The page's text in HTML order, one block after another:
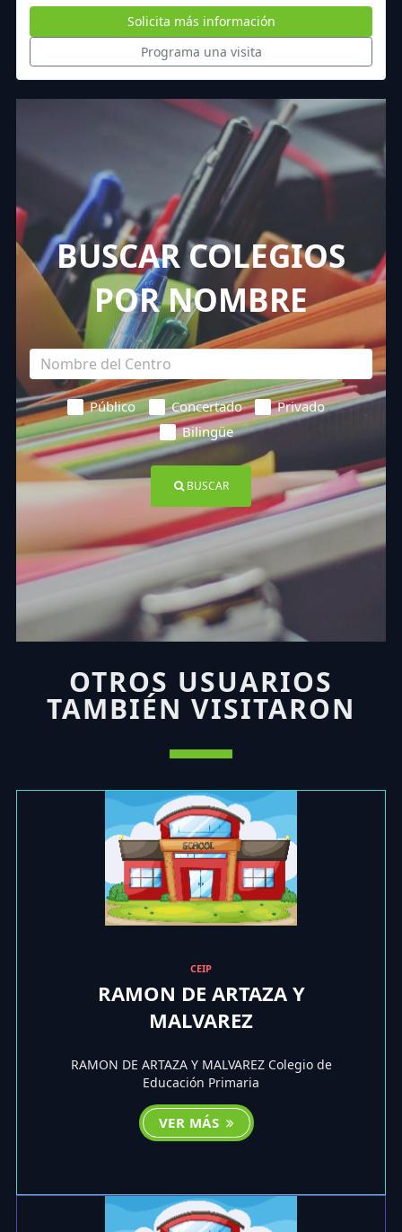
Solicita más información
Programa una visita
BUSCAR COLEGIOS
POR NOMBRE
Público Concertado
Privado
Bilingüe
BUSCAR
OTROS USUARIOS
TAMBIÉN VISITARON
CEIP
RAMON DE ARTAZA Y
MALVAREZ
RAMON DE ARTAZA Y MALVAREZ Colegio de
Educación Primaria
VER MÁS